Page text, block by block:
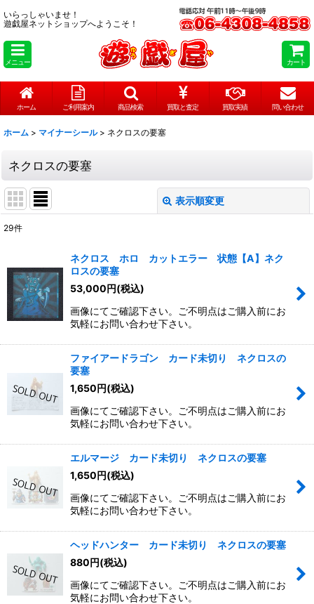
いらっしゃいませ！
遊戯屋ネットショップへようこそ！
メニュー カート
ホーム ご利用案内 商品検索 買取と査定 買取実績 問い合わせ
ホーム > マイナーシール > ネクロスの要塞
ネクロスの要塞
表示順変更
在庫あり
並び順:
絞り込む
29件
ネクロス ホロ カットエラー 状態【A】ネク
ロスの要塞
53,000円(税込)
画像にてご確認下さい。ご不明点はご購入前にお
気軽にお問い合わせ下さい。
ファイアードラゴン カード未切り ネクロスの
要塞
1,650円(税込)
画像にてご確認下さい。ご不明点はご購入前にお
気軽にお問い合わせ下さい。
エルマージ カード未切り ネクロスの要塞
1,650円(税込)
画像にてご確認下さい。ご不明点はご購入前にお
気軽にお問い合わせ下さい。
ヘッドハンター カード未切り ネクロスの要塞
880円(税込)
画像にてご確認下さい。ご不明点はご購入前にお
気軽にお問い合わせ下さい。